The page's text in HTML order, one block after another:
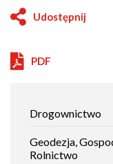
załatwić
sprawę
Drogownictwo
Geodezja,
Rolnictwo
Udostępnij
PDF